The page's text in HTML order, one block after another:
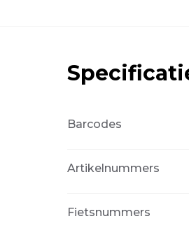
Barcodes
Artikelnummers
Fietsnummers